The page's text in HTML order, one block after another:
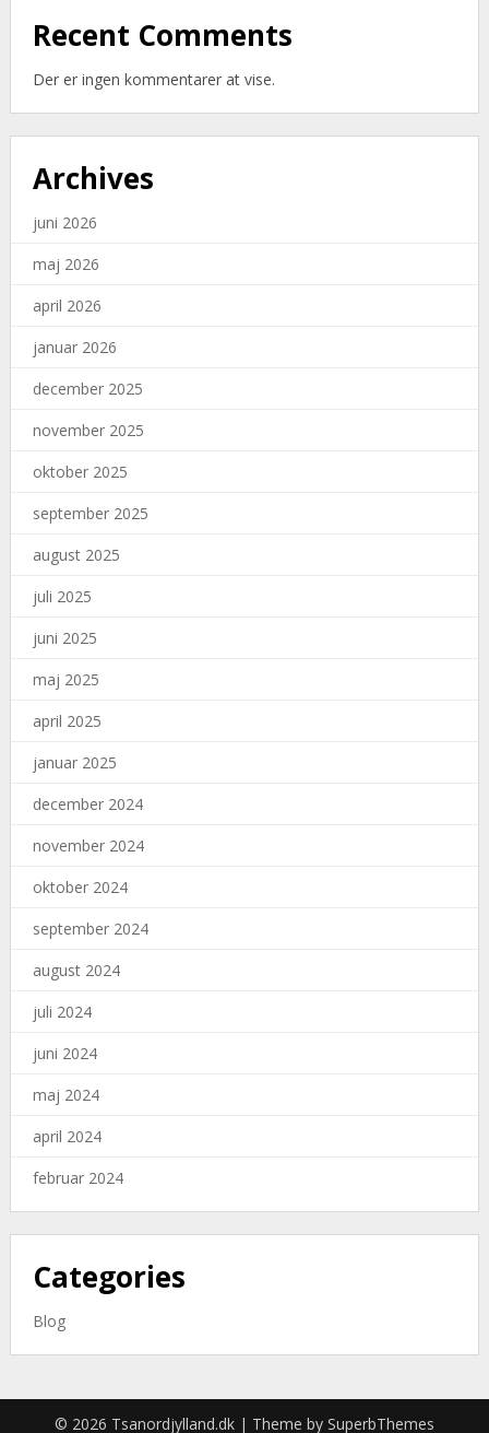
Recent Comments
Der er ingen kommentarer at vise.
Archives
juni 2026
maj 2026
april 2026
januar 2026
december 2025
november 2025
oktober 2025
september 2025
august 2025
juli 2025
juni 2025
maj 2025
april 2025
januar 2025
december 2024
november 2024
oktober 2024
september 2024
august 2024
juli 2024
juni 2024
maj 2024
april 2024
februar 2024
Categories
Blog
© 2026 Tsanordjylland.dk | Theme by SuperbThemes